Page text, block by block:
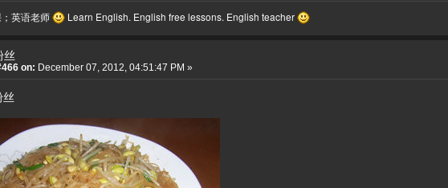
英语老师 Learn English. English free lessons. English teacher
丝
on: December 07, 2012, 04:51:47 PM »
丝